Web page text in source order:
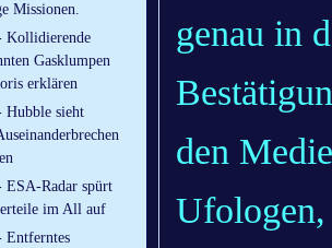
Missionen.
Kollidierende
Gasklumpen
erklären
Hubble sieht
ESA-Radar spürt
im All auf
Entferntes
genau in
den
Ufologen,